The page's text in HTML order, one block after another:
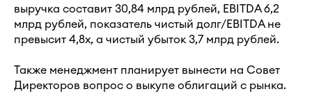
выручка составит 30,84 млрд рублей, EBITDA 6,2
млрд рублей, показатель чистый долг/EBITDA не
превысит 4,8х, а чистый убыток 3,7 млрд рублей.
Также менеджмент планирует вынести на Совет
Директоров вопрос о выкупе облигаций с рынка.